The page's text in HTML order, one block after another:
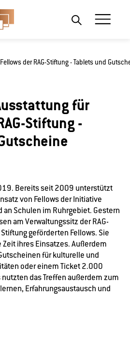
der RAG-Stiftung - Tablets und
für
Stiftung -
Bereits seit 2009 unterstützt
von Fellows der Initiative
an Schulen im Ruhrgebiet. Gestern
am Verwaltungssitz der RAG-
geförderten Fellows. Sie
ihres Einsatzes. Außerdem
für kulturelle und
oder einem Ticket 2.000
das Treffen außerdem zum
Erfahrungsaustausch und